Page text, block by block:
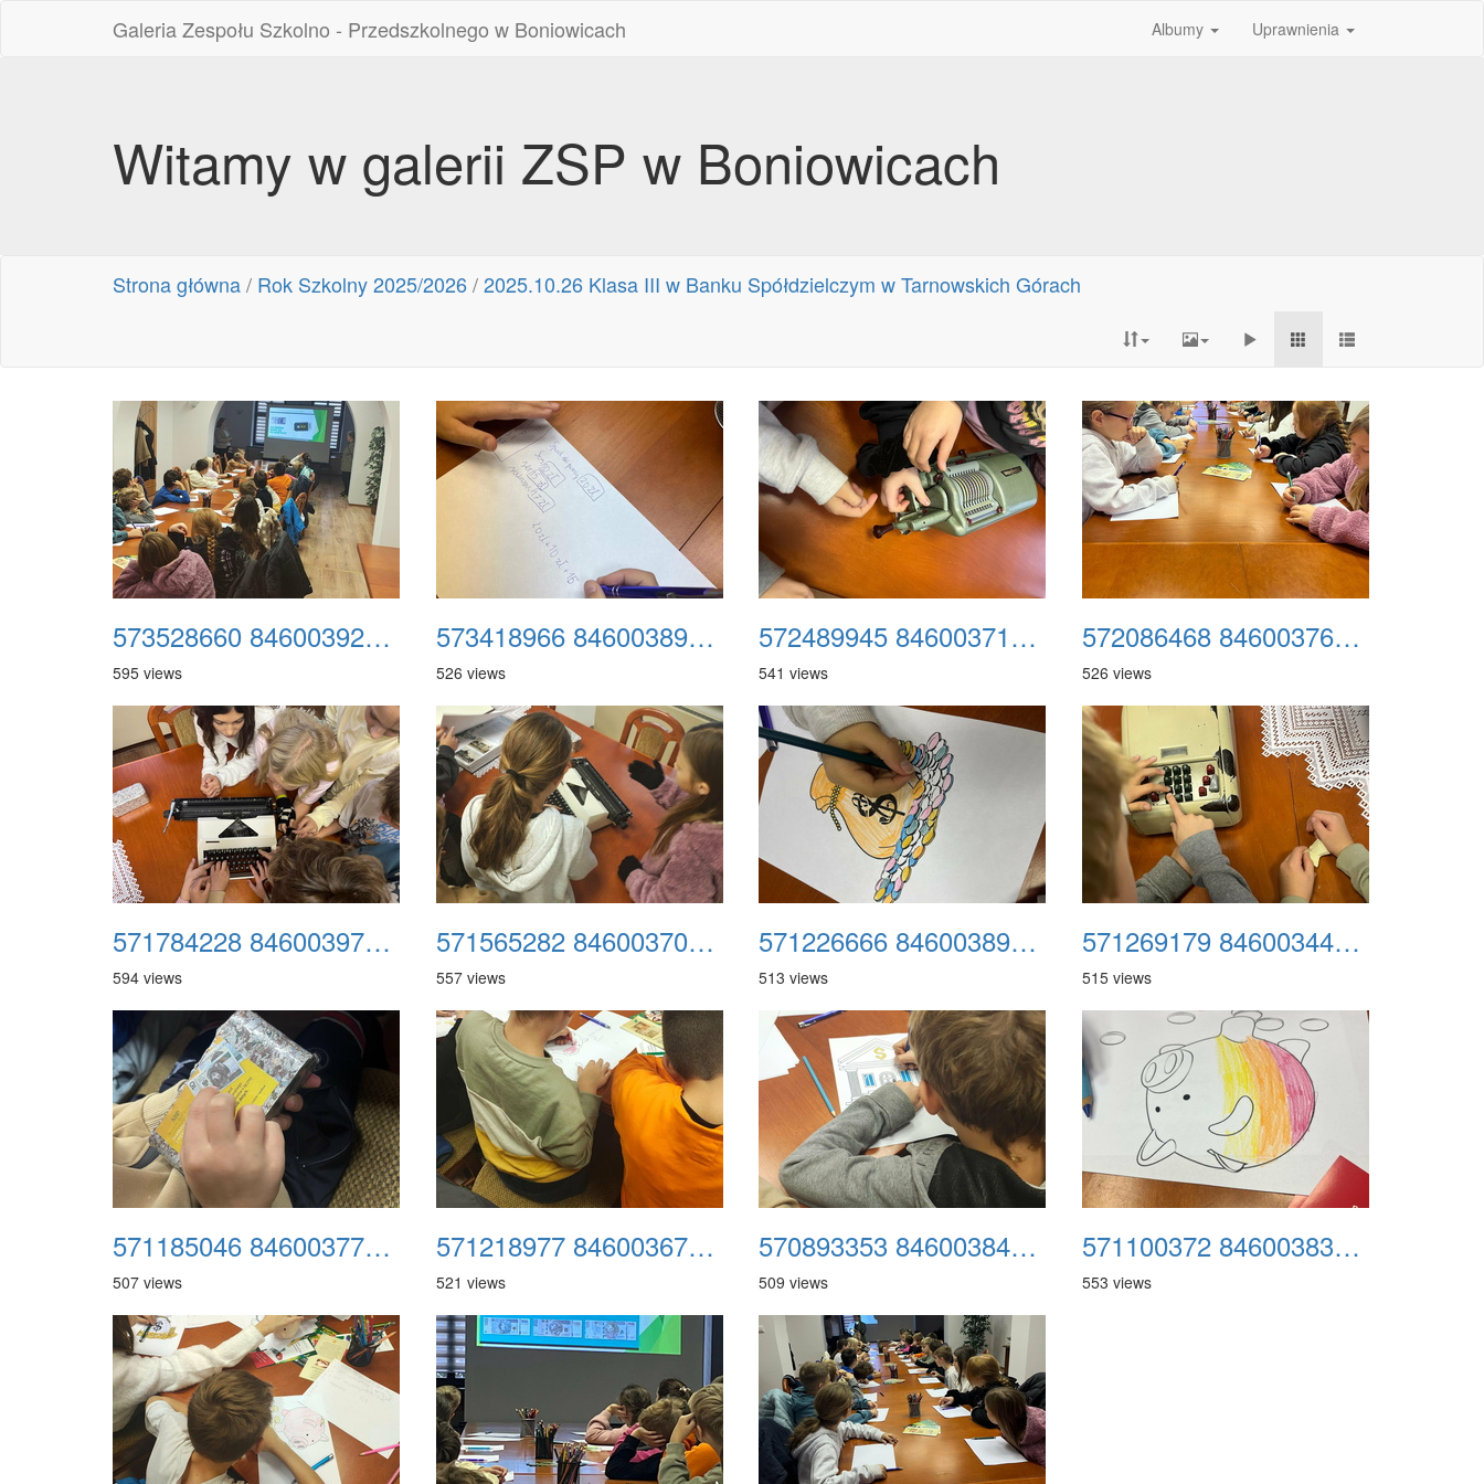
Galeria Zespołu Szkolno - Przedszkolnego w Boniowicach Albumy Uprawnienia
Witamy w galerii ZSP w Boniowicach
Strona główna/ Rok Szkolny 2025/2026/2025.10.26 Klasa III w Banku Spółdzielczym w Tarnowskich Górach
573528660 846003927952513 4232796462342910366 n
595 views
573418966 846003894619183 6318690723308701274 n
526 views
572489945 846003714619201 3729394047576476397 n
541 views
572086468 846003767952529 724164460449825101 n
526 views
571784228 846003977952508 186876845627613085 n
594 views
571565282 846003704619202 8264864767426008146 n
557 views
571226666 846003897952516 2269745141873770624 n
513 views
571269179 846003444619228 8176870207867878689 n
515 views
571185046 846003777952528 6750427321929552652 n
507 views
571218977 846003674619205 4796932885924665411 n
521 views
570893353 846003841285855 638360792692018480 n
509 views
571100372 846003834619189 8619625760213830103 n
553 views